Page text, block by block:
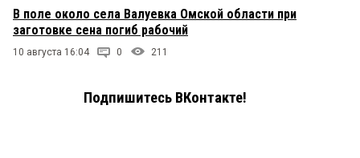
В поле около села Валуевка Омской области при
заготовке сена погиб рабочий
10 августа 16:04 0 211
Подпишитесь ВКонтакте!